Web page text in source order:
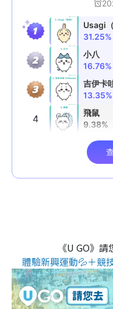
《U GO》
體驗新興運動💦＋競